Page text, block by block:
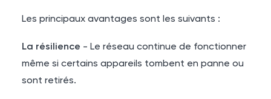
Les principaux avantages sont les suivants :
La résilience - Le réseau continue de fonctionner
même si certains appareils tombent en panne ou
sont retirés.